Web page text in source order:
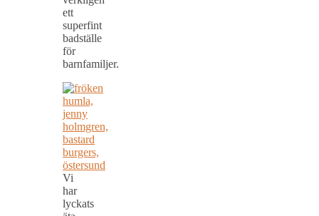
ett
superfint
badställe
för
barnfamiljer.
Vi
har
lyckats